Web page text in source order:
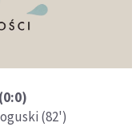
(82')